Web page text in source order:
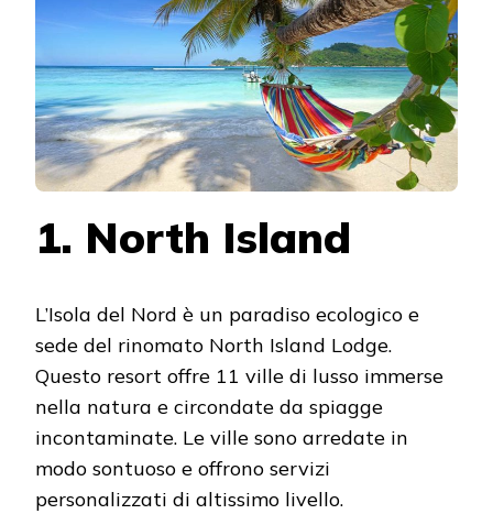
1. North Island
L’Isola del Nord è un paradiso ecologico e
sede del rinomato North Island Lodge.
Questo resort offre 11 ville di lusso immerse
nella natura e circondate da spiagge
incontaminate. Le ville sono arredate in
modo sontuoso e offrono servizi
personalizzati di altissimo livello.